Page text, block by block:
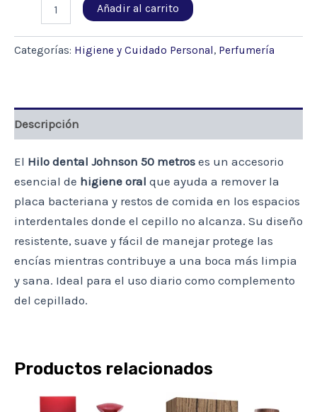
50MTS
cantidad
Añadir al carrito
Categorías: Higiene y Cuidado Personal, Perfumería
Descripción
El Hilo dental Johnson 50 metros es un accesorio
esencial de higiene oral que ayuda a remover la
placa bacteriana y restos de comida en los espacios
interdentales donde el cepillo no alcanza. Su diseño
resistente, suave y fácil de manejar protege las
encías mientras contribuye a una boca más limpia
y sana. Ideal para el uso diario como complemento
del cepillado.
Productos relacionados